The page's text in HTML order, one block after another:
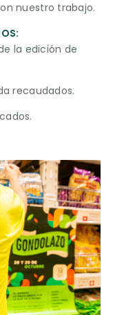
nuestro trabajo.
la edición de
recaudados.